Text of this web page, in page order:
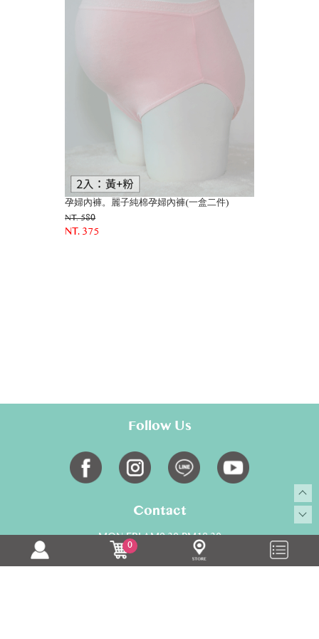
孕婦內褲。麗子純棉孕婦內褲(一盒二件)
NT. 580
NT. 375
Follow Us
Contact
MON-FRI AM9:30-PM18:30
02-28817700
0